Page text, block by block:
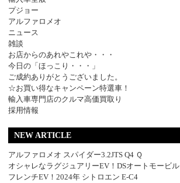
プジョー
アルファロメオ
ニュース
雑談
お店からのあれやこれや・・・
今日の「ほっこり・・・」
ご成約ありがとうございました。
☆お買い得なキャンペーン特選車！
輸入車専門店のクルマ高価買取り
採用情報
NEW ARTICLE
アルファロメオ スパイダー3.2JTS Q4 Ｑ
オシャレなラグジュアリーEV！DSオートモービル
フレンチEV！2024年 シトロエン E-C4